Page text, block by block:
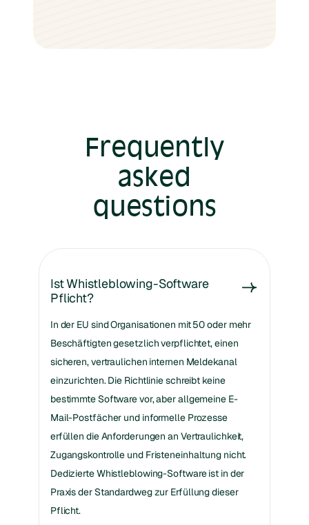
Frequently
asked
questions
Ist Whistleblowing-Software
Pflicht?
In der EU sind Organisationen mit 50 oder mehr
Beschäftigten gesetzlich verpflichtet, einen
sicheren, vertraulichen internen Meldekanal
einzurichten. Die Richtlinie schreibt keine
bestimmte Software vor, aber allgemeine E-
Mail-Postfächer und informelle Prozesse
erfüllen die Anforderungen an Vertraulichkeit,
Zugangskontrolle und Fristeneinhaltung nicht.
Dedizierte Whistleblowing-Software ist in der
Praxis der Standardweg zur Erfüllung dieser
Pflicht.